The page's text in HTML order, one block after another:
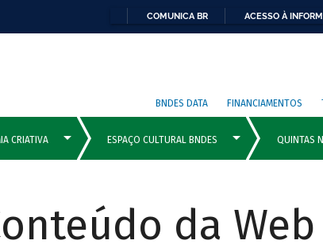
COMUNICA BR ACESSO À
BNDES DATA FINANCIAMENTOS
da Web